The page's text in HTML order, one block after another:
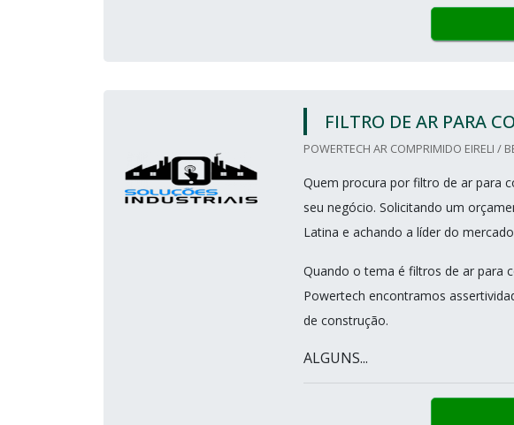
FILTRO DE AR PARA
POWERTECH AR COMPRIMIDO EIRELI /
Quem procura por filtro de ar para
seu negócio. Solicitando um
Latina e achando a líder do
Quando o tema é filtros de ar para
Powertech encontramos
de construção.
ALGUNS...